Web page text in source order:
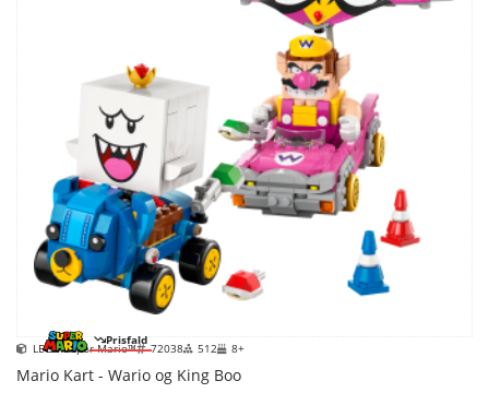
Prisfald
LEGO Super Mario™ 72038 512 8+
Mario Kart - Wario og King Boo